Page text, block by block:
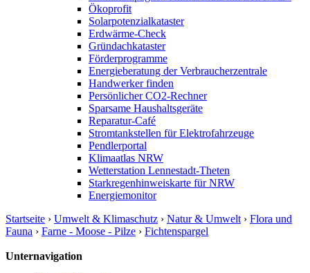
Ökoprofit
Solarpotenzialkataster
Erdwärme-Check
Gründachkataster
Förderprogramme
Energieberatung der Verbraucherzentrale
Handwerker finden
Persönlicher CO2-Rechner
Sparsame Haushaltsgeräte
Reparatur-Café
Stromtankstellen für Elektrofahrzeuge
Pendlerportal
Klimaatlas NRW
Wetterstation Lennestadt-Theten
Starkregenhinweiskarte für NRW
Energiemonitor
Startseite › Umwelt & Klimaschutz › Natur & Umwelt › Flora und
Fauna › Farne - Moose - Pilze › Fichtenspargel
Unternavigation